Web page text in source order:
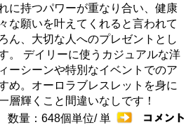
に持つパワーが重なり合い、健康
な願いを叶えてくれると言われて
ん、大切な人へのプレゼントとし
。 デイリーに使うカジュアルな洋
ーシーンや特別なイベントでのア
め。オーロラブレスレットを身に
層輝くこと間違いなしです！
数量：648個単位/ 単